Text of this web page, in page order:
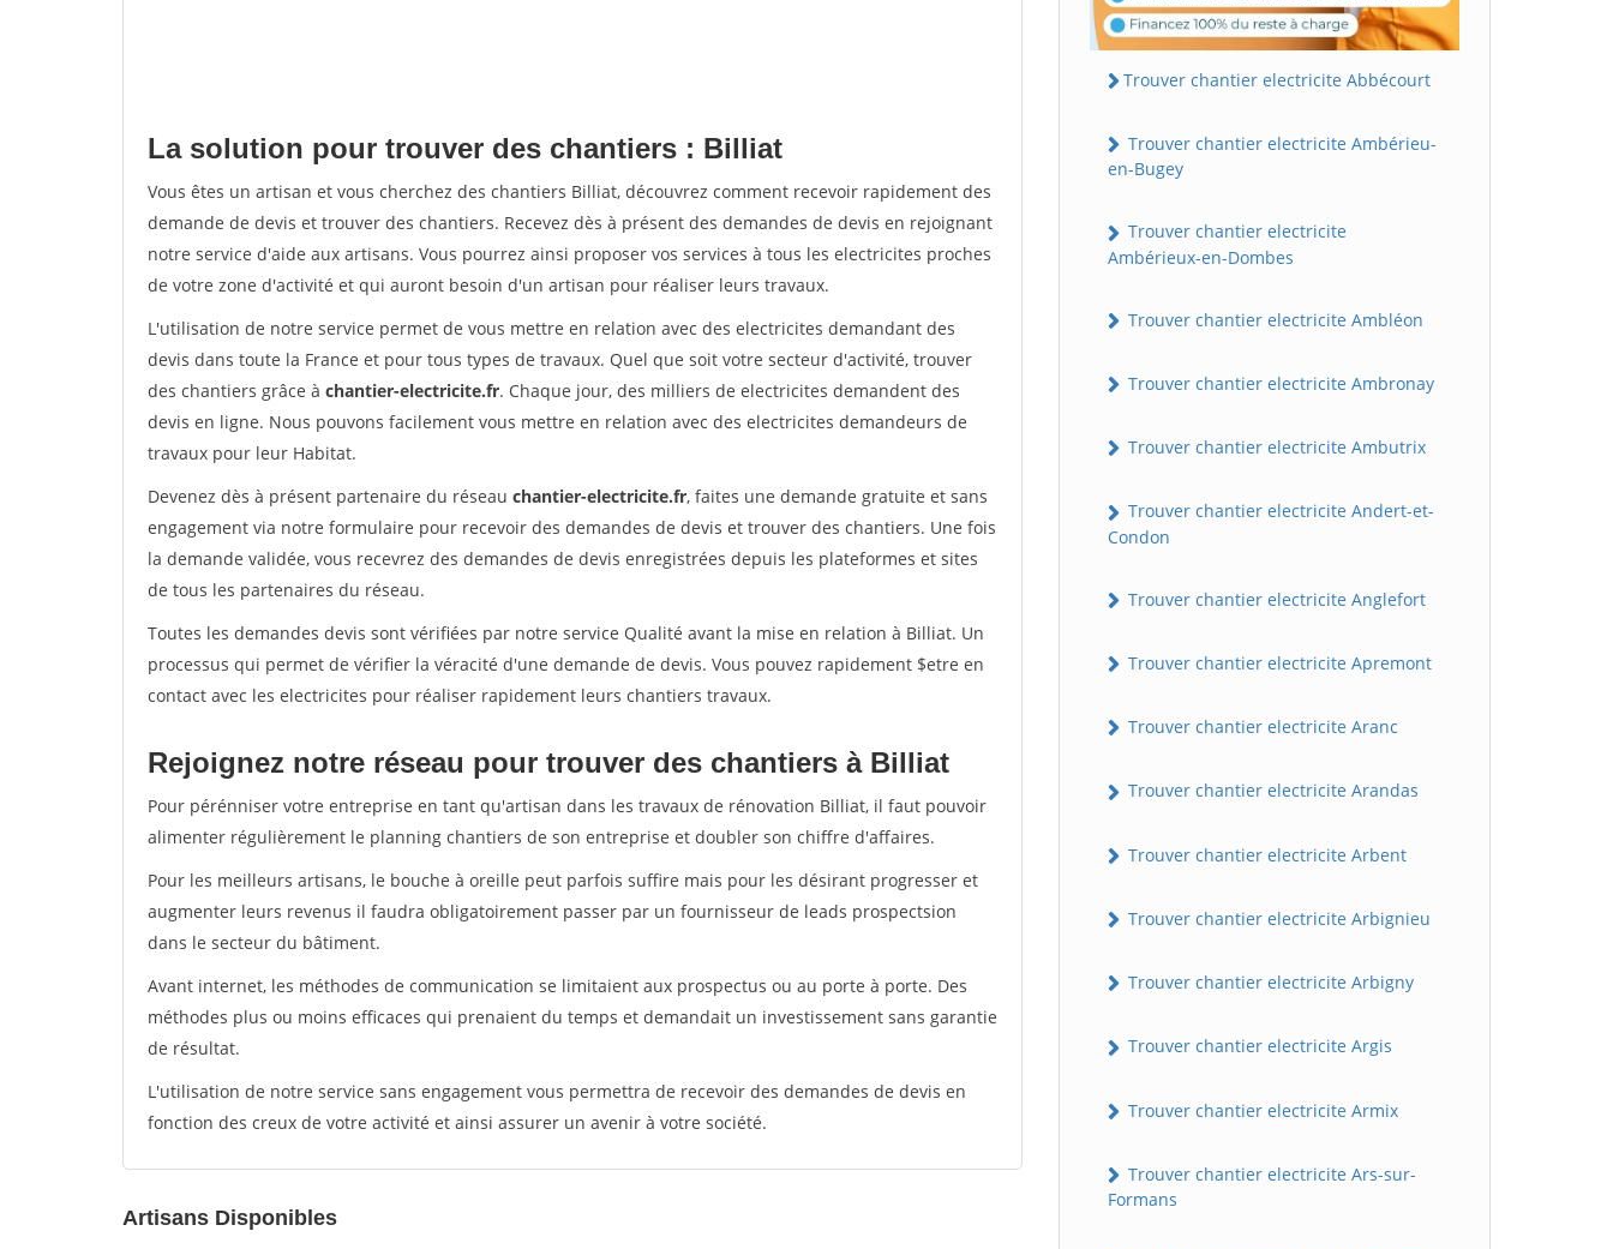
La solution pour trouver des chantiers : Billiat
Vous êtes un artisan et vous cherchez des chantiers Billiat, découvrez comment recevoir rapidement des
demande de devis et trouver des chantiers. Recevez dès à présent des demandes de devis en rejoignant
notre service d'aide aux artisans. Vous pourrez ainsi proposer vos services à tous les electricites proches
de votre zone d'activité et qui auront besoin d'un artisan pour réaliser leurs travaux.
L'utilisation de notre service permet de vous mettre en relation avec des electricites demandant des
devis dans toute la France et pour tous types de travaux. Quel que soit votre secteur d'activité, trouver
des chantiers grâce à chantier-electricite.fr. Chaque jour, des milliers de electricites demandent des
devis en ligne. Nous pouvons facilement vous mettre en relation avec des electricites demandeurs de
travaux pour leur Habitat.
Devenez dès à présent partenaire du réseau chantier-electricite.fr, faites une demande gratuite et sans
engagement via notre formulaire pour recevoir des demandes de devis et trouver des chantiers. Une fois
la demande validée, vous recevrez des demandes de devis enregistrées depuis les plateformes et sites
de tous les partenaires du réseau.
Toutes les demandes devis sont vérifiées par notre service Qualité avant la mise en relation à Billiat. Un
processus qui permet de vérifier la véracité d'une demande de devis. Vous pouvez rapidement $etre en
contact avec les electricites pour réaliser rapidement leurs chantiers travaux.
Rejoignez notre réseau pour trouver des chantiers à Billiat
Pour pérénniser votre entreprise en tant qu'artisan dans les travaux de rénovation Billiat, il faut pouvoir
alimenter régulièrement le planning chantiers de son entreprise et doubler son chiffre d'affaires.
Pour les meilleurs artisans, le bouche à oreille peut parfois suffire mais pour les désirant progresser et
augmenter leurs revenus il faudra obligatoirement passer par un fournisseur de leads prospectsion
dans le secteur du bâtiment.
Avant internet, les méthodes de communication se limitaient aux prospectus ou au porte à porte. Des
méthodes plus ou moins efficaces qui prenaient du temps et demandait un investissement sans garantie
de résultat.
L'utilisation de notre service sans engagement vous permettra de recevoir des demandes de devis en
fonction des creux de votre activité et ainsi assurer un avenir à votre société.
Artisans Disponibles
Trouver chantier electricite Abbécourt
Trouver chantier electricite Ambérieu-
en-Bugey
Trouver chantier electricite
Ambérieux-en-Dombes
Trouver chantier electricite Ambléon
Trouver chantier electricite Ambronay
Trouver chantier electricite Ambutrix
Trouver chantier electricite Andert-et-
Condon
Trouver chantier electricite Anglefort
Trouver chantier electricite Apremont
Trouver chantier electricite Aranc
Trouver chantier electricite Arandas
Trouver chantier electricite Arbent
Trouver chantier electricite Arbignieu
Trouver chantier electricite Arbigny
Trouver chantier electricite Argis
Trouver chantier electricite Armix
Trouver chantier electricite Ars-sur-
Formans